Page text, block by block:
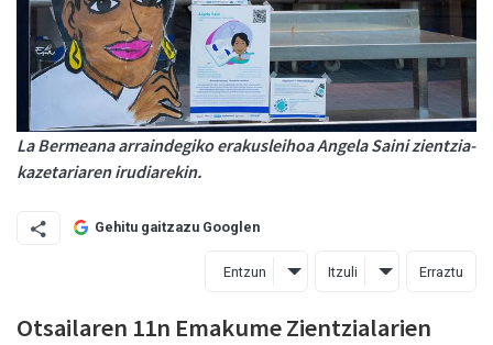
La Bermeana arraindegiko erakusleihoa Angela Saini zientzia-
kazetariaren irudiarekin.
Gehitu gaitzazu Googlen
Entzun Itzuli Erraztu
Otsailaren 11n Emakume Zientzialarien